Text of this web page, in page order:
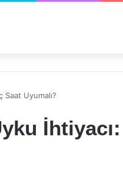
Saat Uyumalı?